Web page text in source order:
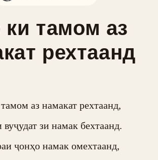
тамом аз
рехтаанд
аз намакат рехтаанд,
вуҷудат зи намак бехтаанд.
ҷонҳо намак омехтаанд,